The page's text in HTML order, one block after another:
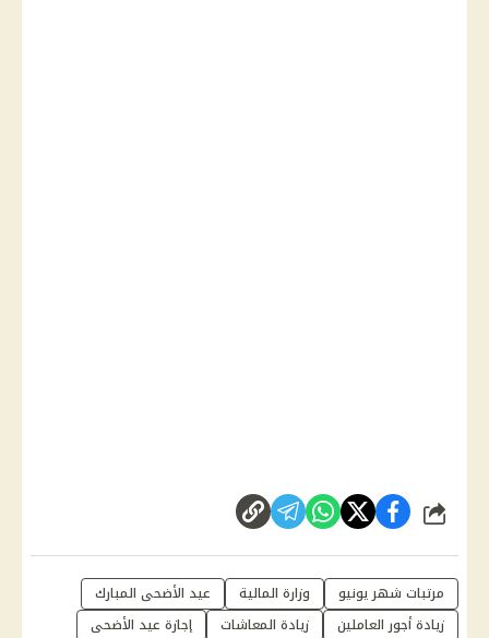
شارك
مرتبات شهر يونيو وزارة المالية
عيد الأضحى المبارك
زيادة أجور العاملين
زيادة المعاشات إجازة عيد الأضحى